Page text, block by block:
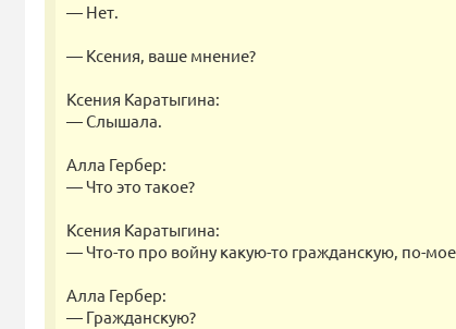
— Нет.
— Ксения, ваше мнение?
Ксения Каратыгина:
— Слышала.
Алла Гербер:
— Что это такое?
Ксения Каратыгина:
— Что-то про войну какую-то гражданскую, по-
Алла Гербер:
— Гражданскую?